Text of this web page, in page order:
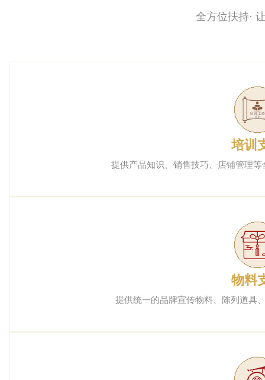
全方位扶持·
培训
提供产品知识、销售技巧、店铺管理
物料
提供统一的品牌宣传物料、陈列道具